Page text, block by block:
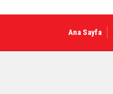
Ana Sayfa